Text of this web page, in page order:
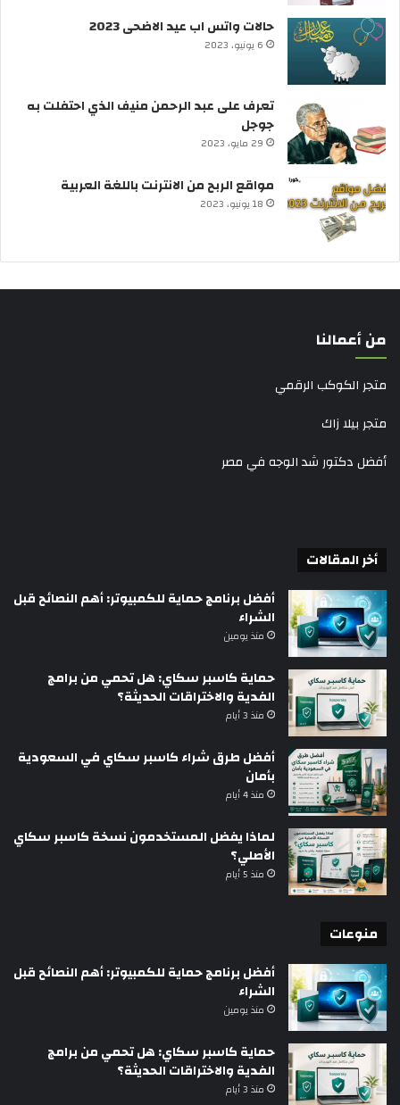
حالات واتس اب عيد الاضحى 2023
6 يونيو، 2023
تعرف على عبد الرحمن منيف الذي احتفلت به
جوجل
29 مايو، 2023
مواقع الربح من الانترنت باللغة العربية
18 يونيو، 2023
من أعمالنا
متجر الكوكب الرقمي
متجر بيلا زاك
أفضل دكتور شد الوجه في مصر
أخر المقالات
أفضل برنامج حماية للكمبيوتر: أهم النصائح قبل
الشراء
منذ يومين
حماية كاسبر سكاي: هل تحمي من برامج
الفدية والاختراقات الحديثة؟
منذ 3 أيام
أفضل طرق شراء كاسبر سكاي في السعودية
بأمان
منذ 4 أيام
لماذا يفضل المستخدمون نسخة كاسبر سكاي
الأصلي؟
منذ 5 أيام
منوعات
أفضل برنامج حماية للكمبيوتر: أهم النصائح قبل
الشراء
منذ يومين
حماية كاسبر سكاي: هل تحمي من برامج
الفدية والاختراقات الحديثة؟
منذ 3 أيام